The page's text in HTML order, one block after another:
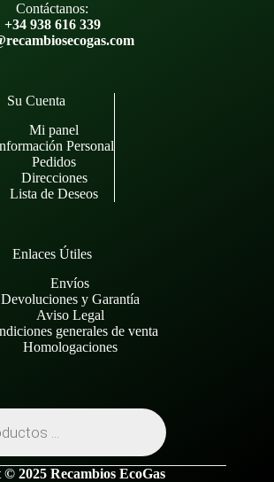
Contáctanos:
+34 938 616 339
Su Cuenta
Mi panel
Personal
Pedidos
Direcciones
Lista de Deseos
Enlaces Útiles
Envíos
Devoluciones y Garantía
Aviso Legal
generales de venta
Homologaciones
2025 Recambios EcoGas